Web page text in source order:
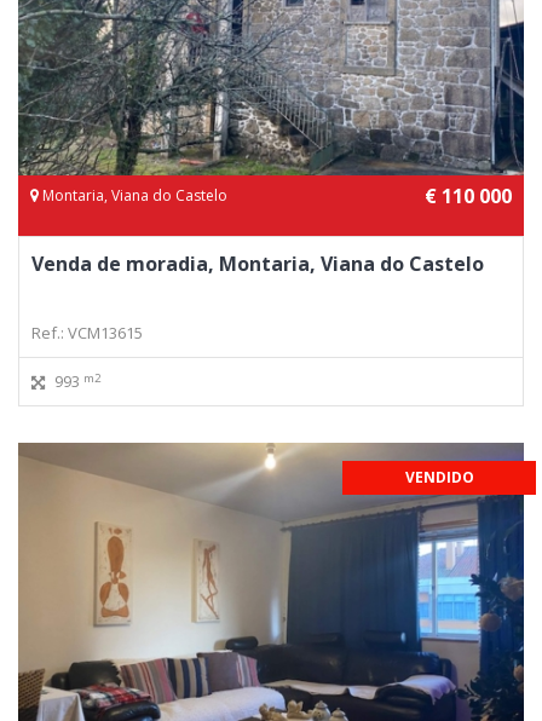
Montaria, Viana do Castelo € 110 000
Venda de moradia, Montaria, Viana do Castelo
Ref.: VCM13615
993 m2
VENDIDO